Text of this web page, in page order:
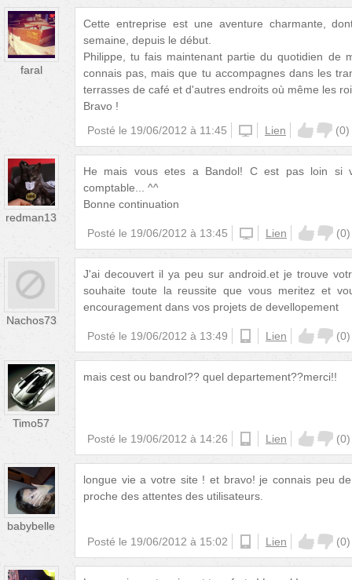
faral
Cette entreprise est une aventure charmante,
semaine, depuis le début.
Philippe, tu fais maintenant partie du quotidien de
connais pas, mais que tu accompagnes dans les
terrasses de café et d'autres endroits où même les
Bravo !
Posté le 19/06/2012 à 11:45 iphoneLien (0)
redman13
He mais vous etes a Bandol! C est pas loin si
comptable... ^^
Bonne continuation
Posté le 19/06/2012 à 13:45 iphoneLien (0)
Nachos73
J'ai decouvert il ya peu sur android.et je trouve
souhaite toute la reussite que vous meritez et
encouragement dans vos projets de devellopement
Posté le 19/06/2012 à 13:49 androidLien (0)
Timo57
mais cest ou bandrol?? quel departement??merci!!
Posté le 19/06/2012 à 14:26 androidLien (0)
babybelle
longue vie a votre site ! et bravo! je connais peu
proche des attentes des utilisateurs.
Posté le 19/06/2012 à 15:02 androidLien (0)